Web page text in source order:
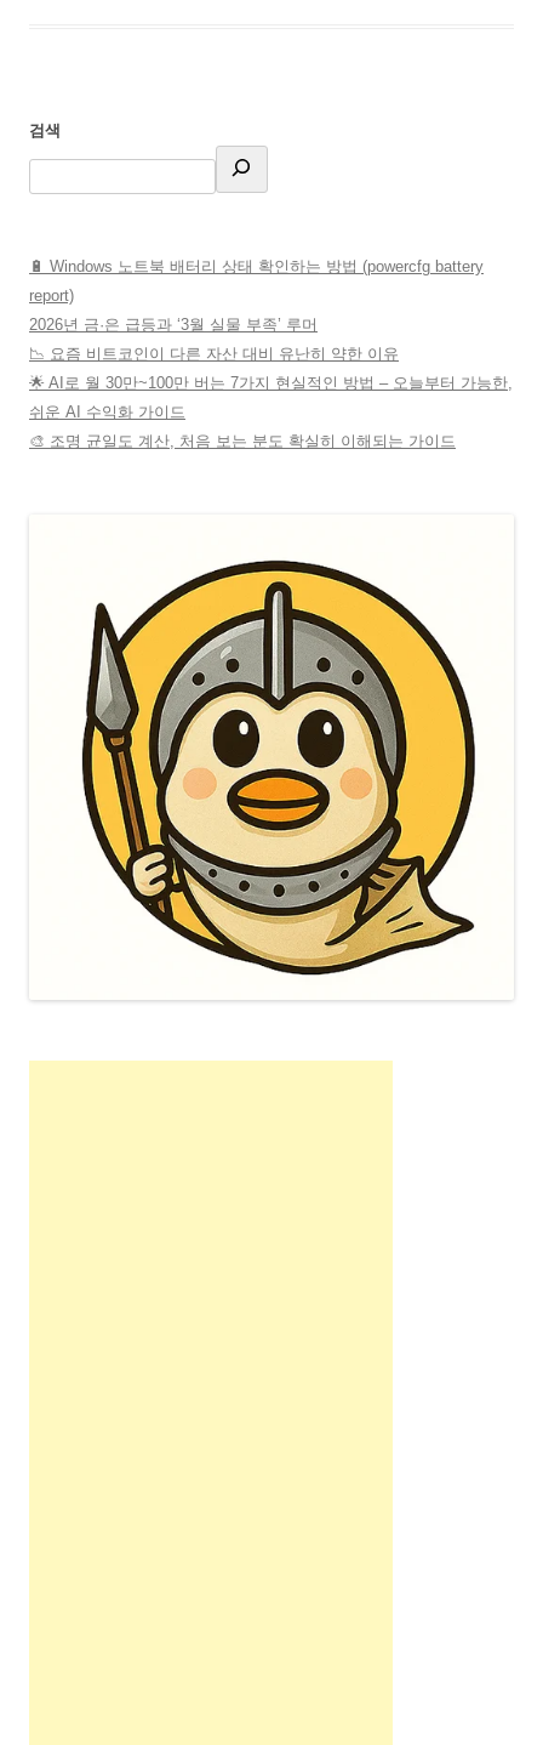
검색
🔋 Windows 노트북 배터리 상태 확인하는 방법 (powercfg battery
report)
2026년 금·은 급등과 ‘3월 실물 부족’ 루머
📉 요즘 비트코인이 다른 자산 대비 유난히 약한 이유
🌟 AI로 월 30만~100만 버는 7가지 현실적인 방법 – 오늘부터 가능한,
쉬운 AI 수익화 가이드
🎨 조명 균일도 계산, 처음 보는 분도 확실히 이해되는 가이드